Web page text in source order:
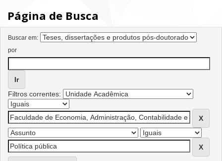
Página de Busca
Buscar em:
por
Filtros correntes: